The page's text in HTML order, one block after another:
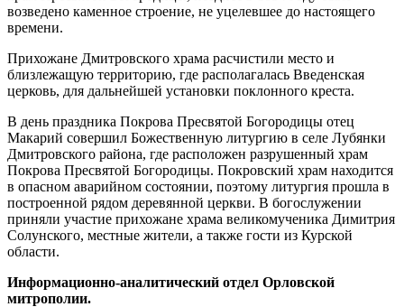
возведено каменное строение, не уцелевшее до настоящего
времени.
Прихожане Дмитровского храма расчистили место и
близлежащую территорию, где располагалась Введенская
церковь, для дальнейшей установки поклонного креста.
В день праздника Покрова Пресвятой Богородицы отец
Макарий совершил Божественную литургию в селе Лубянки
Дмитровского района, где расположен разрушенный храм
Покрова Пресвятой Богородицы. Покровский храм находится
в опасном аварийном состоянии, поэтому литургия прошла в
построенной рядом деревянной церкви. В богослужении
приняли участие прихожане храма великомученика Димитрия
Солунского, местные жители, а также гости из Курской
области.
Информационно-аналитический отдел Орловской
митрополии.